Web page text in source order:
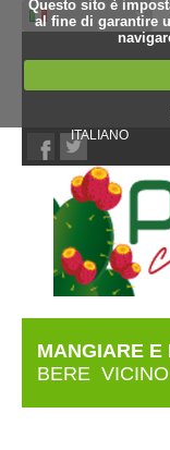
Questo sito è
al fine di garantire
ITALIANO
MANGIARE E
BERE